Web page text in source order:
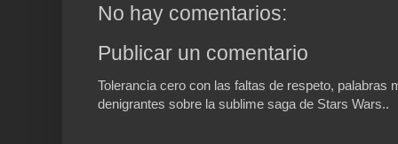
No hay comentarios:
Publicar un comentario
Tolerancia cero con las faltas de respeto, palabras
denigrantes sobre la sublime saga de Stars Wars..